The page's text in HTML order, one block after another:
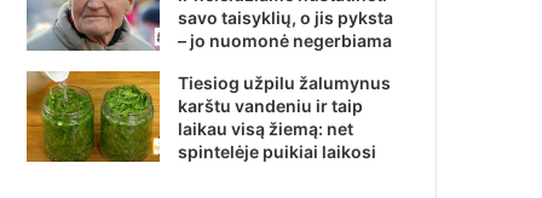
savo taisyklių, o jis pyksta
– jo nuomonė negerbiama
Tiesiog užpilu žalumynus
karštu vandeniu ir taip
laikau visą žiemą: net
spintelėje puikiai laikosi